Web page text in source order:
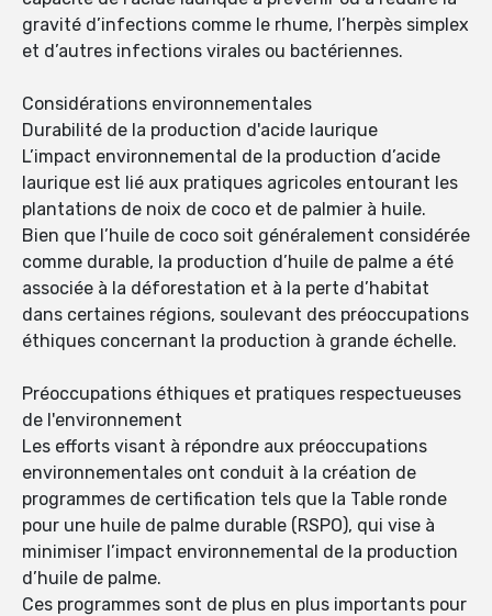
gravité d’infections comme le rhume, l’herpès simplex
et d’autres infections virales ou bactériennes.
Considérations environnementales
Durabilité de la production d'acide laurique
L’impact environnemental de la production d’acide
laurique est lié aux pratiques agricoles entourant les
plantations de noix de coco et de palmier à huile.
Bien que l’huile de coco soit généralement considérée
comme durable, la production d’huile de palme a été
associée à la déforestation et à la perte d’habitat
dans certaines régions, soulevant des préoccupations
éthiques concernant la production à grande échelle.
Préoccupations éthiques et pratiques respectueuses
de l'environnement
Les efforts visant à répondre aux préoccupations
environnementales ont conduit à la création de
programmes de certification tels que la Table ronde
pour une huile de palme durable (RSPO), qui vise à
minimiser l’impact environnemental de la production
d’huile de palme.
Ces programmes sont de plus en plus importants pour